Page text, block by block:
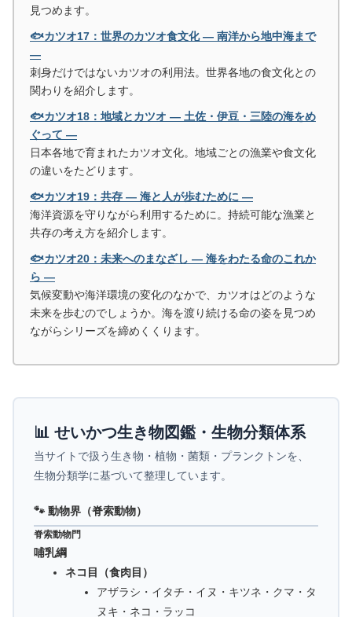
見つめます。
🐟カツオ17：世界のカツオ食文化 ― 南洋から地中海まで
―
刺身だけではないカツオの利用法。世界各地の食文化との
関わりを紹介します。
🐟カツオ18：地域とカツオ ― 土佐・伊豆・三陸の海をめ
ぐって ―
日本各地で育まれたカツオ文化。地域ごとの漁業や食文化
の違いをたどります。
🐟カツオ19：共存 ― 海と人が歩むために ―
海洋資源を守りながら利用するために。持続可能な漁業と
共存の考え方を紹介します。
🐟カツオ20：未来へのまなざし ― 海をわたる命のこれか
ら ―
気候変動や海洋環境の変化のなかで、カツオはどのような
未来を歩むのでしょうか。海を渡り続ける命の姿を見つめ
ながらシリーズを締めくくります。
📊 せいかつ生き物図鑑・生物分類体系
当サイトで扱う生き物・植物・菌類・プランクトンを、
生物分類学に基づいて整理しています。
🐾 動物界（脊索動物）
脊索動物門
哺乳綱
ネコ目（食肉目）
アザラシ・イタチ・イヌ・キツネ・クマ・タ
ヌキ・ネコ・ラッコ